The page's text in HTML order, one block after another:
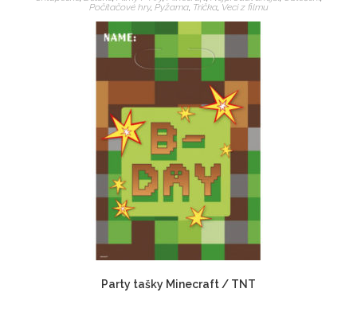
Počítačové hry, Pyžama, Trička, Veci z filmu
Party tašky Minecraft / TNT